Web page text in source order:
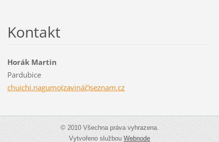
Kontakt
Horák Martin
Pardubice
chuichi.nagumo(zavináč)seznam.cz
© 2010 Všechna práva vyhrazena.
Vytvořeno službouWebnode